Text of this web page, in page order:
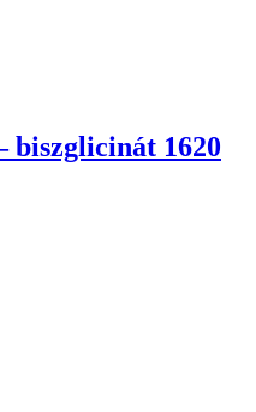
biszglicinát 1620